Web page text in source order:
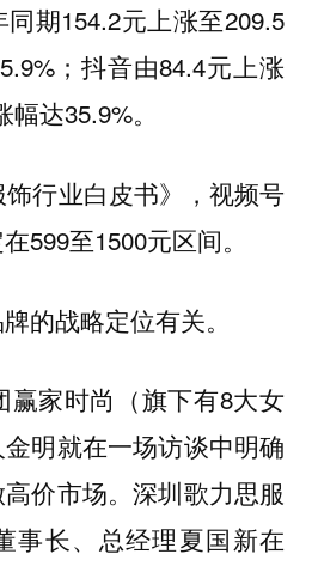
期154.2元上涨至209.5
；抖音由84.4元上涨
达35.9%。
行业白皮书》，视频号
599至1500元区间。
的战略定位有关。
赢家时尚（旗下有8大女
明就在一场访谈中明确
价市场。深圳歌力思服
事长、总经理夏国新在